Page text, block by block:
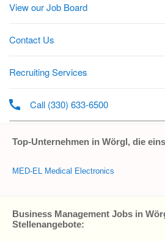
Top-Unternehmen in Wörgl, die
MED-EL Medical Electronics
Business Management Jobs in
Stellenangebote: